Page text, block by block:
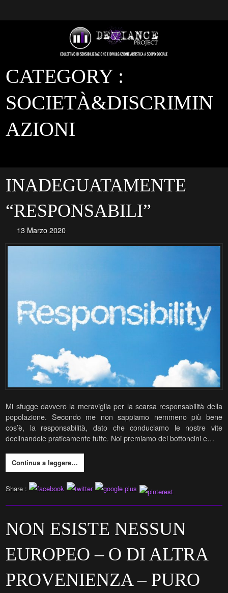
CATEGORY :
SOCIETÀ&DISCRIMIN
AZIONI
INADEGUATAMENTE
“RESPONSABILI”
13 Marzo 2020
Mi sfugge davvero la meraviglia per la scarsa responsabilità della
popolazione. Secondo me non sappiamo nemmeno più bene
cos’è, la responsabilità, dato che conduciamo le nostre vite
declinandole praticamente tutte. Noi premiamo dei bottoncini e…
Continua a leggere…
Share :
NON ESISTE NESSUN
EUROPEO – O DI ALTRA
PROVENIENZA – PURO